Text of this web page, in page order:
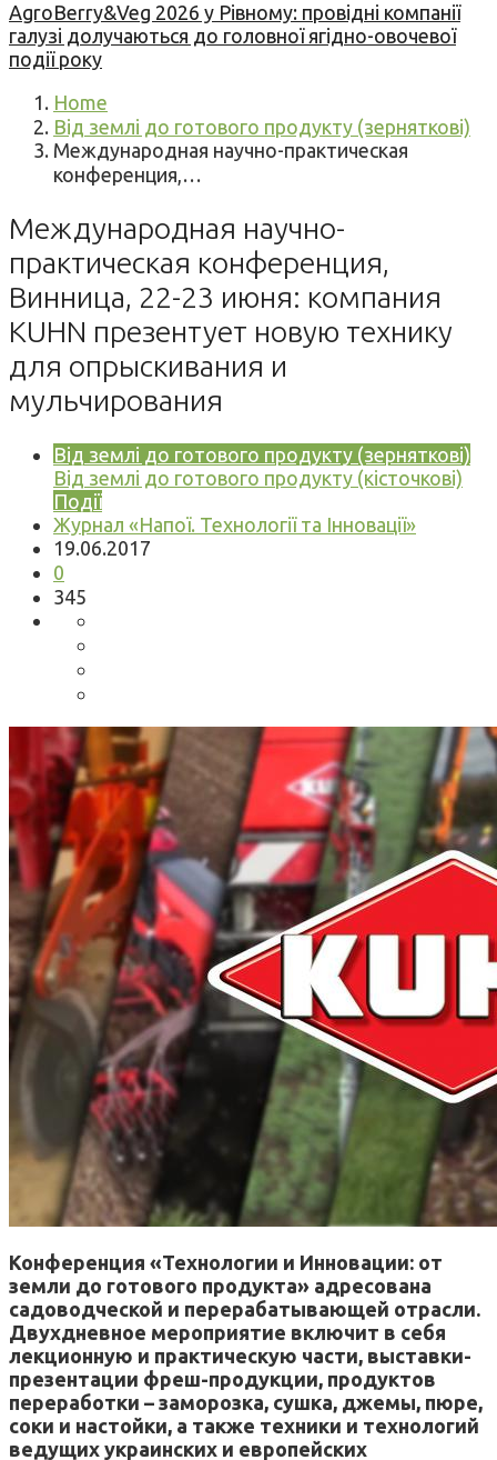
AgroBerry&Veg 2026 у Рівному: провідні компанії
галузі долучаються до головної ягідно-овочевої
події року
Home
Від землі до готового продукту (зерняткові)
Международная научно-практическая
конференция,…
Международная научно-
практическая конференция,
Винница, 22-23 июня: компания
KUHN презентует новую технику
для опрыскивания и
мульчирования
Від землі до готового продукту (зерняткові)
Від землі до готового продукту (кісточкові)
Події
Журнал «Напої. Технології та Інновації»
19.06.2017
0
345
Конференция «Технологии и Инновации: от
земли до готового продукта» адресована
садоводческой и перерабатывающей отрасли.
Двухдневное мероприятие включит в себя
лекционную и практическую части, выставки-
презентации фреш-продукции, продуктов
переработки – заморозка, сушка, джемы, пюре,
соки и настойки, а также техники и технологий
ведущих украинских и европейских